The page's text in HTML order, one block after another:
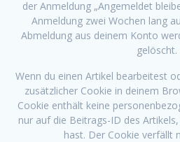
der Anmeldung „Angemeldet
Anmeldung zwei Wochen lang
Abmeldung aus deinem Konto
gelöscht.
Wenn du einen Artikel bearbeitest
zusätzlicher Cookie in deinem
Cookie enthält keine
nur auf die Beitrags-ID des
hast. Der Cookie verfällt